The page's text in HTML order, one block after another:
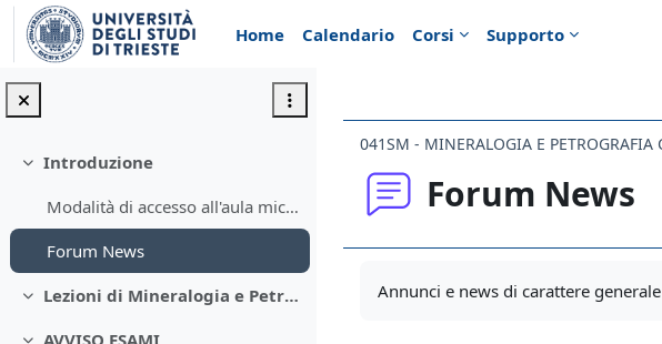
Vai al contenuto principale
Home
Calendario Corsi Supporto
Minimizza
Introduzione
Modalità di accesso all'aula microscopia per esercitazioni
Forum News
Minimizza Lezioni di Mineralogia e Petrografia con Laboratorio
Forum News
Annunci e news di carattere generale